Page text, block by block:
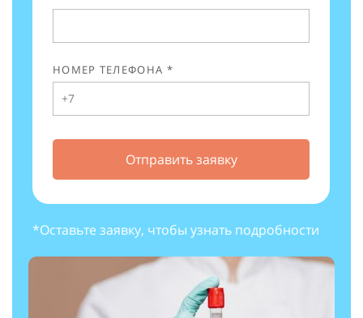
НОМЕР ТЕЛЕФОНА *
Отправить заявку
*Оставьте заявку, чтобы узнать подробности